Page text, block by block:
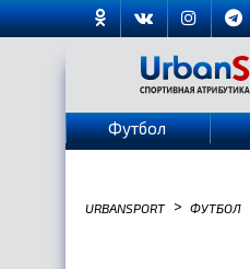
Футбол
URBANSPORT > ФУТБОЛ